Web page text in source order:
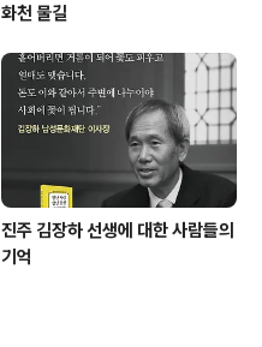
화천 물길
진주 김장하 선생에 대한 사람들의
기억